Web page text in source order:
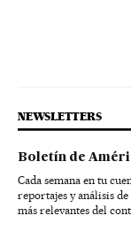
NEWSLETTERS
Boletín de
Cada semana en tu
reportajes y análisis
más relevantes del